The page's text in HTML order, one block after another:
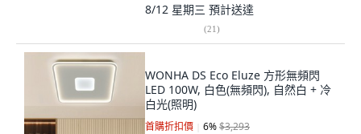
8/12 星期三 預計送達
(21)
WONHA DS Eco Eluze 方形無頻閃
LED 100W, 白色(無頻閃), 自然白 + 冷
白光(照明)
首購折扣價 6%$3,293